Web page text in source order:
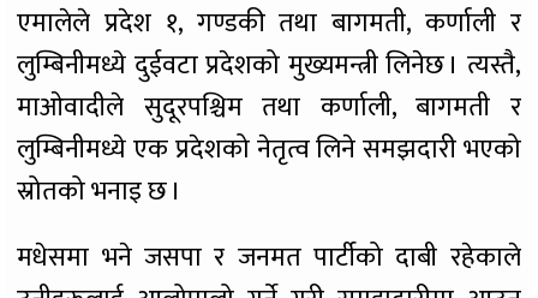
एमालेले प्रदेश १, गण्डकी तथा बागमती, कर्णाली र
लुम्बिनीमध्ये दुईवटा प्रदेशको मुख्यमन्त्री लिनेछ । त्यस्तै,
माओवादीले सुदूरपश्चिम तथा कर्णाली, बागमती र
लुम्बिनीमध्ये एक प्रदेशको नेतृत्व लिने समझदारी भएको
स्रोतको भनाइ छ ।
मधेसमा भने जसपा र जनमत पार्टीको दाबी रहेकाले